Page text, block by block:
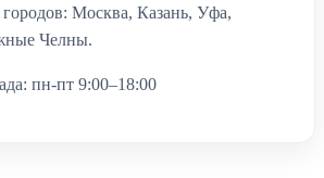
городов: Москва, Казань, Уфа,
Челны.
пн-пт 9:00–18:00